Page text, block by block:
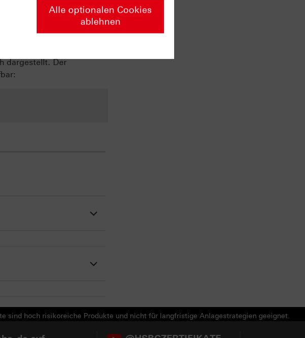
bzw.
von DAX®, DAX®-
dargestellt. Der
sind hoch risikoreiche Produkte und nicht für langfristige Anlagestrategien geeignet.
Alle optionalen Cookies
ablehnen